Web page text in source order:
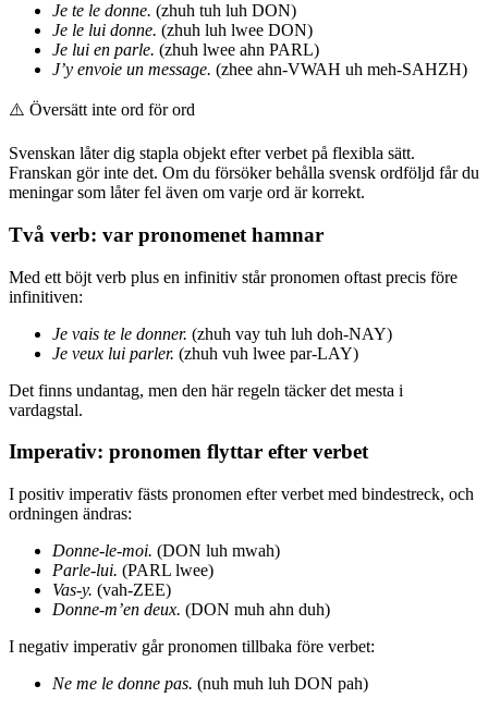
Je te le donne. (zhuh tuh luh DON)
Je le lui donne. (zhuh luh lwee DON)
Je lui en parle. (zhuh lwee ahn PARL)
J’y envoie un message. (zhee ahn-VWAH uh meh-SAHZH)
⚠️ Översätt inte ord för ord
Svenskan låter dig stapla objekt efter verbet på flexibla sätt.
Franskan gör inte det. Om du försöker behålla svensk ordföljd får du
meningar som låter fel även om varje ord är korrekt.
Två verb: var pronomenet hamnar
Med ett böjt verb plus en infinitiv står pronomen oftast precis före
infinitiven:
Je vais te le donner. (zhuh vay tuh luh doh-NAY)
Je veux lui parler. (zhuh vuh lwee par-LAY)
Det finns undantag, men den här regeln täcker det mesta i
vardagstal.
Imperativ: pronomen flyttar efter verbet
I positiv imperativ fästs pronomen efter verbet med bindestreck, och
ordningen ändras:
Donne-le-moi. (DON luh mwah)
Parle-lui. (PARL lwee)
Vas-y. (vah-ZEE)
Donne-m’en deux. (DON muh ahn duh)
I negativ imperativ går pronomen tillbaka före verbet:
Ne me le donne pas. (nuh muh luh DON pah)